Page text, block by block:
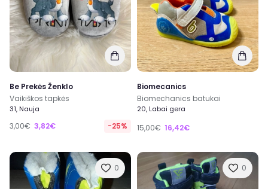
Be Prekės Ženklo
Vaikiškos tapkės
31, Nauja
3,00€ 3,82€ -25%
Biomecanics
Biomechanics batukai
20, Labai gera
15,00€ 16,42€
0 0